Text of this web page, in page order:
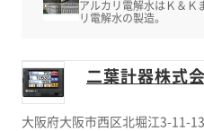
アルカリ電解水はＫ＆Ｋ
リ電解水の製造。
二葉計器株式
大阪府大阪市西区北堀江3-11-13